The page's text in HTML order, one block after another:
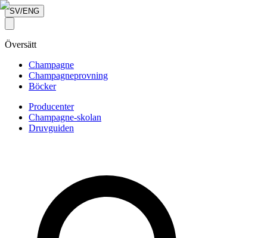
SV/ENG
Översätt
Champagne
Champagneprovning
Böcker
Producenter
Champagne-skolan
Druvguiden